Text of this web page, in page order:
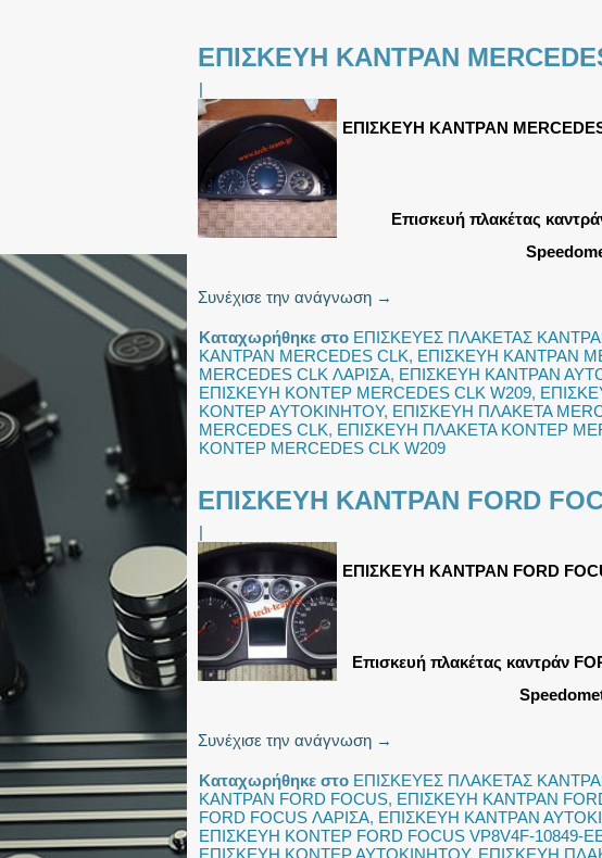
ΕΠΙΣΚΕΥΗ ΚΑΝΤΡΑΝ
|
ΕΠΙΣΚΕΥΗ ΚΑΝΤΡΑΝ
Επισκευή πλακέτας
Συνέχισε την ανάγνωση →
Καταχωρήθηκε στο ΕΠΙΣΚΕΥΕΣ ΠΛΑΚΕΤΑΣ
ΚΑΝΤΡΑΝ MERCEDES CLK, ΕΠΙΣΚΕΥΗ ΚΑΝΤΡΑΝ
MERCEDES CLK ΛΑΡΙΣΑ, ΕΠΙΣΚΕΥΗ ΚΑΝΤΡΑΝ
ΕΠΙΣΚΕΥΗ ΚΟΝΤΕΡ MERCEDES CLK W209,
ΚΟΝΤΕΡ ΑΥΤΟΚΙΝΗΤΟΥ, ΕΠΙΣΚΕΥΗ ΠΛΑΚΕΤΑ
MERCEDES CLK, ΕΠΙΣΚΕΥΗ ΠΛΑΚΕΤΑ ΚΟΝΤΕΡ
ΚΟΝΤΕΡ MERCEDES CLK W209
ΕΠΙΣΚΕΥΗ ΚΑΝΤΡΑΝ FORD
|
ΕΠΙΣΚΕΥΗ ΚΑΝΤΡΑΝ FORD
Επισκευή πλακέτας καντράν
Συνέχισε την ανάγνωση →
Καταχωρήθηκε στο ΕΠΙΣΚΕΥΕΣ ΠΛΑΚΕΤΑΣ
ΚΑΝΤΡΑΝ FORD FOCUS, ΕΠΙΣΚΕΥΗ ΚΑΝΤΡΑΝ
FORD FOCUS ΛΑΡΙΣΑ, ΕΠΙΣΚΕΥΗ ΚΑΝΤΡΑΝ
ΕΠΙΣΚΕΥΗ ΚΟΝΤΕΡ FORD FOCUS VP8V4F-10849-
ΕΠΙΣΚΕΥΗ ΚΟΝΤΕΡ ΑΥΤΟΚΙΝΗΤΟΥ, ΕΠΙΣΚΕΥΗ